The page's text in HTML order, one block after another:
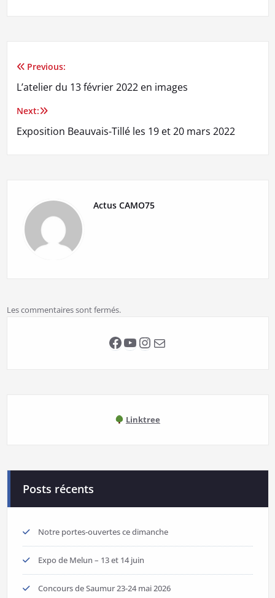
Navigation
de
l’article
Previous:
L’atelier du 13 février 2022 en images
Next:
Exposition Beauvais-Tillé les 19 et 20 mars 2022
Actus CAMO75
Les commentaires sont fermés.
Facebook
YouTube
Instagram
E-mail
Linktree
Posts récents
Notre portes-ouvertes ce dimanche
Expo de Melun – 13 et 14 juin
Concours de Saumur 23-24 mai 2026